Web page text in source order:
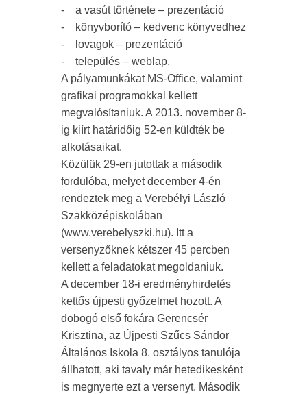
- a vasút története – prezentáció
- könyvborító – kedvenc könyvedhez
- lovagok – prezentáció
- település – weblap.
A pályamunkákat MS-Office, valamint
grafikai programokkal kellett
megvalósítaniuk. A 2013. november 8-
ig kiírt határidőig 52-en küldték be
alkotásaikat.
Közülük 29-en jutottak a második
fordulóba, melyet december 4-én
rendeztek meg a Verebélyi László
Szakközépiskolában
(www.verebelyszki.hu). Itt a
versenyzőknek kétszer 45 percben
kellett a feladatokat megoldaniuk.
A december 18-i eredményhirdetés
kettős újpesti győzelmet hozott. A
dobogó első fokára Gerencsér
Krisztina, az Újpesti Szűcs Sándor
Általános Iskola 8. osztályos tanulója
állhatott, aki tavaly már hetedikesként
is megnyerte ezt a versenyt. Második